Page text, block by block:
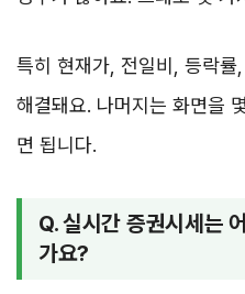
특히 현재가, 전일비, 등락
해결돼요. 나머지는 화면을
면 됩니다.
Q. 실시간 증권시세는
가요?